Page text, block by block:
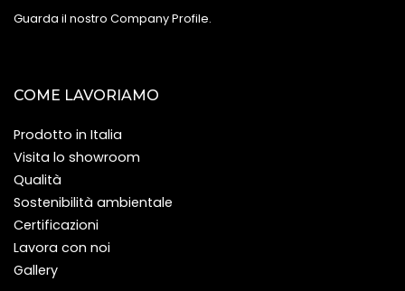
Guarda il nostro Company Profile.
COME LAVORIAMO
Prodotto in Italia
Visita lo showroom
Qualità
Sostenibilità ambientale
Certificazioni
Lavora con noi
Gallery